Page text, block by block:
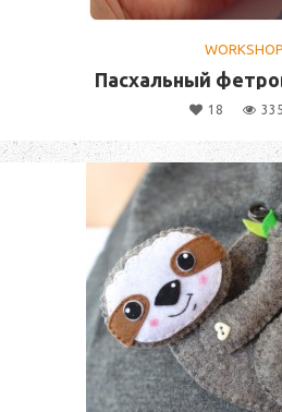
WORKSHOP
Пасхальный
18